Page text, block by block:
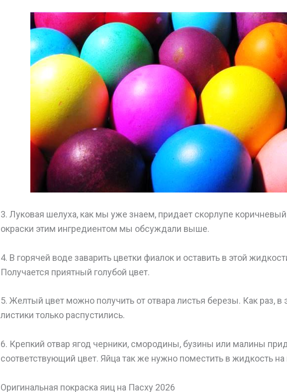
3. Луковая шелуха, как мы уже знаем, придает скорлупе
окраски этим ингредиентом мы обсуждали выше.
4. В горячей воде заварить цветки фиалок и оставить в этой
Получается приятный голубой цвет.
5. Желтый цвет можно получить от отвара листья березы. Как раз, в
листики только распустились.
6. Крепкий отвар ягод черники, смородины, бузины или малины
соответствующий цвет. Яйца так же нужно поместить в жидкость на
Оригинальная покраска яиц на Пасху 2026